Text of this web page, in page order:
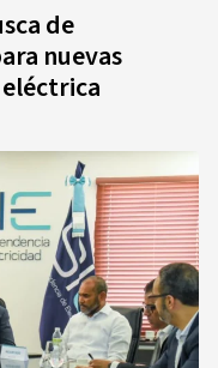
de
nuevas